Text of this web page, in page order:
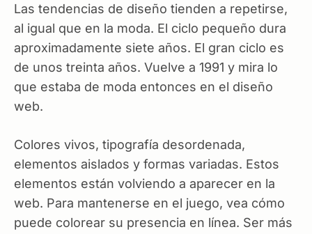
Las tendencias de diseño tienden a repetirse,
al igual que en la moda. El ciclo pequeño dura
aproximadamente siete años. El gran ciclo es
de unos treinta años. Vuelve a 1991 y mira lo
que estaba de moda entonces en el diseño
web.
Colores vivos, tipografía desordenada,
elementos aislados y formas variadas. Estos
elementos están volviendo a aparecer en la
web. Para mantenerse en el juego, vea cómo
puede colorear su presencia en línea. Ser más